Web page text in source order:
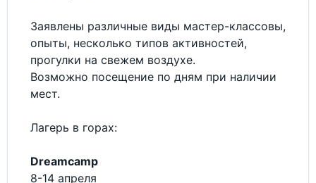
Заявлены различные виды мастер-классовы,
опыты, несколько типов активностей,
прогулки на свежем воздухе.
Возможно посещение по дням при наличии
мест.
Лагерь в горах:
Dreamcamp
8-14 апреля